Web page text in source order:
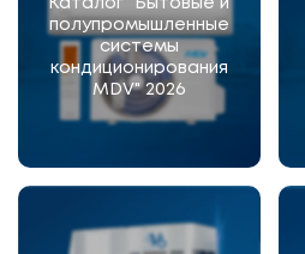
Каталог "Бытовые и
полупромышленные
системы
кондиционирования
MDV" 2026